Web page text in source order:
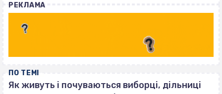
РЕКЛАМА
ПО ТЕМІ
Як живуть і почуваються виборці, дільниці